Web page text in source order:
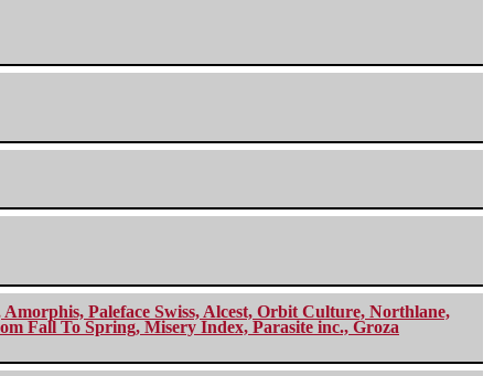
Paleface Swiss, Alcest, Orbit Culture, Northlane,
Fall To Spring, Misery Index, Parasite inc., Groza